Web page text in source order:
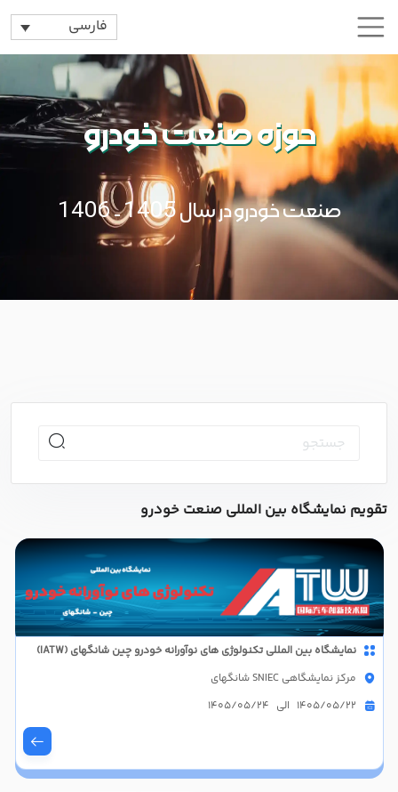
فارسی
حوزه صنعت خودرو
صنعت خودرو در سال 1405 - 1406
تقویم نمایشگاه بین المللی صنعت خودرو
نمایشگاه بین المللی تکنولوژی های نوآورانه خودرو چین شانگهای (IATW)
مرکز نمایشگاهی SNIEC شانگهای
1405/05/22 الی 1405/05/24